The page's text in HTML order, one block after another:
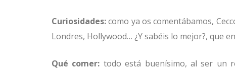
Curiosidades:como ya os comentábamos,
Londres, Hollywood… ¿Y sabéis lo mejor?, que
Qué comer: todo está buenísimo, al ser un